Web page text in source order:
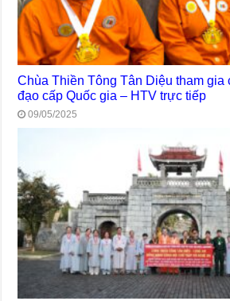
Chùa Thiền Tông Tân Diệu tham
đạo cấp Quốc gia – HTV trực tiếp
09/05/2025